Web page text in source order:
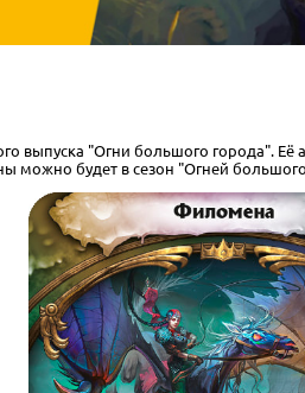
выпуска "Огни большого города".
будет в сезон "Огней